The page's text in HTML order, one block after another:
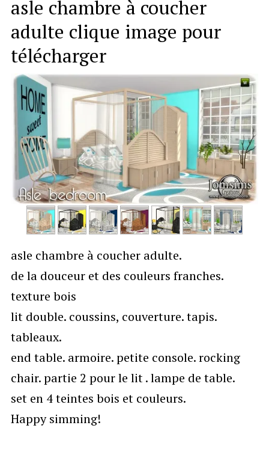
asle chambre à coucher
adulte clique image pour
télécharger
asle chambre à coucher adulte.
de la douceur et des couleurs franches.
texture bois
lit double. coussins, couverture. tapis.
tableaux.
end table. armoire. petite console. rocking
chair. partie 2 pour le lit . lampe de table.
set en 4 teintes bois et couleurs.
Happy simming!